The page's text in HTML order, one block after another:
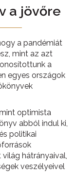
a jövőre
a pandémiát
mint az azt
a
egyes országok
optimista
abból indul ki,
politikai
hátrányaival,
veszélyeivel